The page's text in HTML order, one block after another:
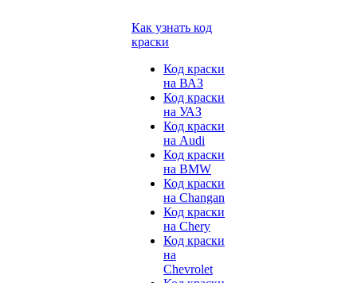
Как узнать код
краски
Код краски
на ВАЗ
Код краски
на УАЗ
Код краски
на Audi
Код краски
на BMW
Код краски
на Changan
Код краски
на Chery
Код краски
на
Chevrolet